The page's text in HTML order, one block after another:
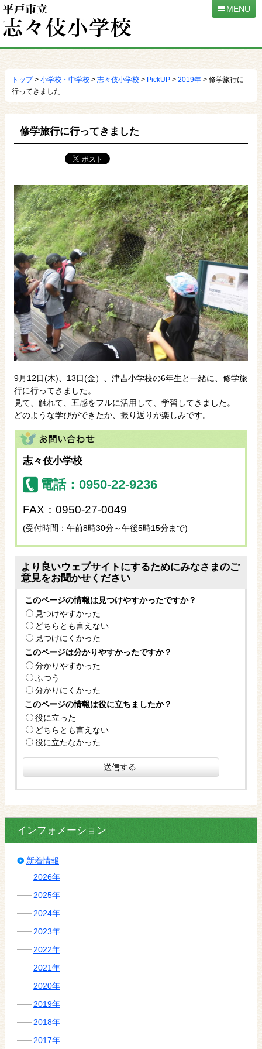
動
MENU
トップ> 小学校・中学校 > 志々伎小学校 > PickUP > 2019年 > 修学旅行に
行ってきました
修学旅行に行ってきました
9月12日(木)、13日(金）、津吉小学校の6年生と一緒に、修学旅
行に行ってきました。
見て、触れて、五感をフルに活用して、学習してきました。
どのような学びができたか、振り返りが楽しみです。
志々伎小学校
電話：0950-22-9236
FAX：0950-27-0049
(受付時間：午前8時30分～午後5時15分まで)
より良いウェブサイトにするためにみなさまのご
意見をお聞かせください
このページの情報は見つけやすかったですか？
見つけやすかった
どちらとも言えない
見つけにくかった
このページは分かりやすかったですか？
分かりやすかった
ふつう
分かりにくかった
このページの情報は役に立ちましたか？
役に立った
どちらとも言えない
役に立たなかった
インフォメーション
新着情報
2026年
2025年
2024年
2023年
2022年
2021年
2020年
2019年
2018年
2017年